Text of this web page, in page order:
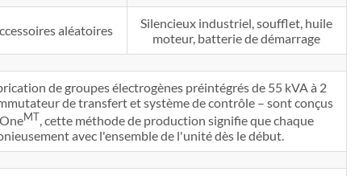
aléatoires
Silencieux industriel, soufflet, huile
moteur, batterie de démarrage
de groupes électrogènes préintégrés de 55 kVA à 2
de transfert et système de contrôle – sont conçus
MT, cette méthode de production signifie que chaque
avec l'ensemble de l'unité dès le début.